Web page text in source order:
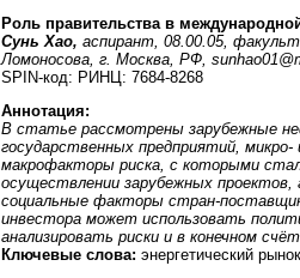
Роль правительства в
Сунь Хао, аспирант, 08.00.05,
Ломоносова, г. Москва, РФ, sunhao01@
SPIN-код: РИНЦ: 7684-8268
Аннотация:
В статье рассмотрены зарубежные
государственных предприятий,
макрофакторы риска, с которыми
осуществлении зарубежных проектов,
социальные факторы стран-
инвестора может использовать
анализировать риски и в конечном
Ключевые слова: энергетический